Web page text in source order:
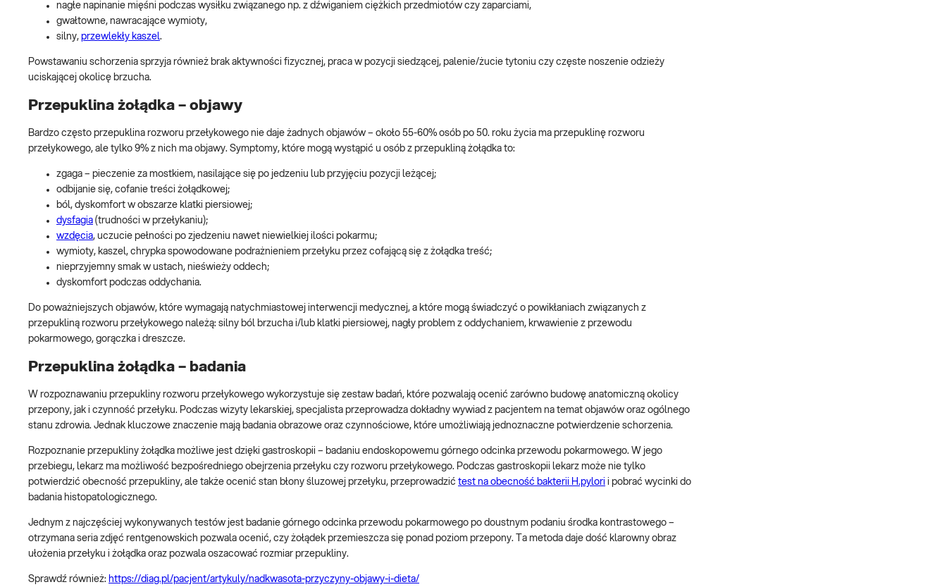
nagłe napinanie mięśni podczas wysiłku związanego np. z dźwiganiem ciężkich przedmiotów czy zaparciami,
gwałtowne, nawracające wymioty,
silny, przewlekły kaszel.
Powstawaniu schorzenia sprzyja również brak aktywności fizycznej, praca w pozycji siedzącej, palenie/żucie tytoniu czy częste noszenie odzieży
uciskającej okolicę brzucha.
Przepuklina żołądka – objawy
Bardzo często przepuklina rozworu przełykowego nie daje żadnych objawów – około 55-60% osób po 50. roku życia ma przepuklinę rozworu
przełykowego, ale tylko 9% z nich ma objawy. Symptomy, które mogą wystąpić u osób z przepukliną żołądka to:
zgaga – pieczenie za mostkiem, nasilające się po jedzeniu lub przyjęciu pozycji leżącej;
odbijanie się, cofanie treści żołądkowej;
ból, dyskomfort w obszarze klatki piersiowej;
dysfagia (trudności w przełykaniu);
wzdęcia, uczucie pełności po zjedzeniu nawet niewielkiej ilości pokarmu;
wymioty, kaszel, chrypka spowodowane podrażnieniem przełyku przez cofającą się z żołądka treść;
nieprzyjemny smak w ustach, nieświeży oddech;
dyskomfort podczas oddychania.
Do poważniejszych objawów, które wymagają natychmiastowej interwencji medycznej, a które mogą świadczyć o powikłaniach związanych z
przepukliną rozworu przełykowego należą: silny ból brzucha i/lub klatki piersiowej, nagły problem z oddychaniem, krwawienie z przewodu
pokarmowego, gorączka i dreszcze.
Przepuklina żołądka – badania
W rozpoznawaniu przepukliny rozworu przełykowego wykorzystuje się zestaw badań, które pozwalają ocenić zarówno budowę anatomiczną okolicy
przepony, jak i czynność przełyku. Podczas wizyty lekarskiej, specjalista przeprowadza dokładny wywiad z pacjentem na temat objawów oraz ogólnego
stanu zdrowia. Jednak kluczowe znaczenie mają badania obrazowe oraz czynnościowe, które umożliwiają jednoznaczne potwierdzenie schorzenia.
Rozpoznanie przepukliny żołądka możliwe jest dzięki gastroskopii – badaniu endoskopowemu górnego odcinka przewodu pokarmowego. W jego
przebiegu, lekarz ma możliwość bezpośredniego obejrzenia przełyku czy rozworu przełykowego. Podczas gastroskopii lekarz może nie tylko
potwierdzić obecność przepukliny, ale także ocenić stan błony śluzowej przełyku, przeprowadzić test na obecność bakterii H.pylori i pobrać wycinki do
badania histopatologicznego.
Jednym z najczęściej wykonywanych testów jest badanie górnego odcinka przewodu pokarmowego po doustnym podaniu środka kontrastowego –
otrzymana seria zdjęć rentgenowskich pozwala ocenić, czy żołądek przemieszcza się ponad poziom przepony. Ta metoda daje dość klarowny obraz
ułożenia przełyku i żołądka oraz pozwala oszacować rozmiar przepukliny.
Sprawdź również: https://diag.pl/pacjent/artykuly/nadkwasota-przyczyny-objawy-i-dieta/